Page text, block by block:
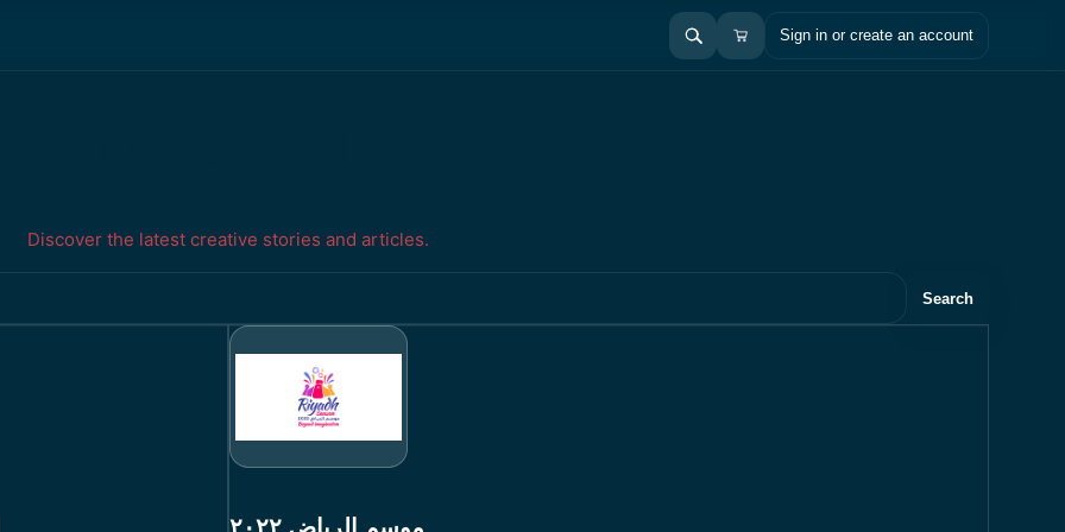
Sign in or create an account
Discover the latest creative stories and articles.
Search